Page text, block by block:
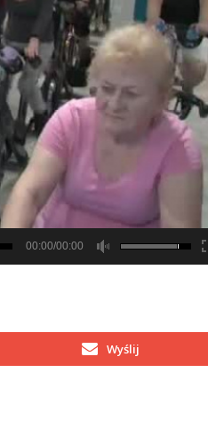
00:00/00:00
Wyślij